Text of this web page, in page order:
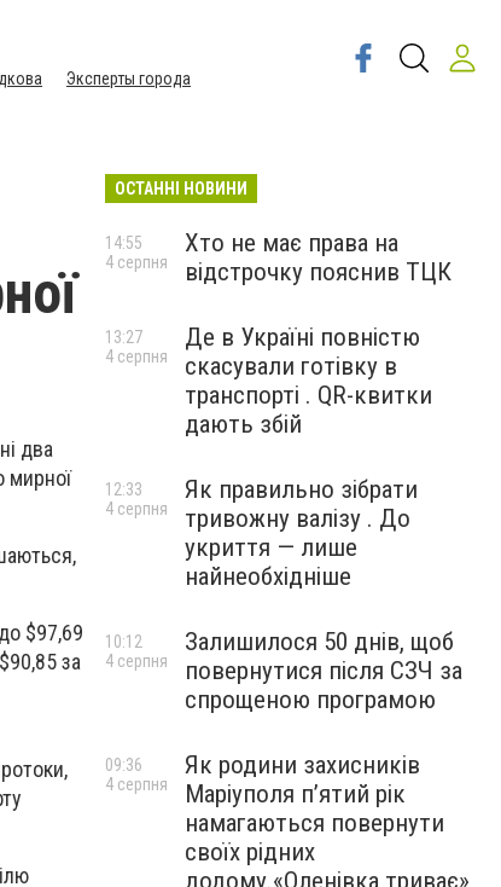
Эксперты города
два
мирної
$97,69
за
ОСТАННІ НОВИНИ
Хто не має права на
відстрочку пояснив ТЦК
14:55
4 серпня
Де в Україні повністю
скасували готівку в
транспорті . QR-квитки
дають збій
13:27
4 серпня
Як правильно зібрати
тривожну валізу . До
укриття — лише
найнеобхідніше
12:33
4 серпня
Залишилося 50 днів, щоб
повернутися після СЗЧ за
спрощеною програмою
10:12
4 серпня
Як родини захисників
Маріуполя пʼятий рік
намагаються повернути
своїх рідних
додому.«Оленівка триває»
09:36
4 серпня